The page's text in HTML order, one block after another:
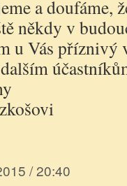
a doufáme,
někdy v
u Vás
/ 20:40